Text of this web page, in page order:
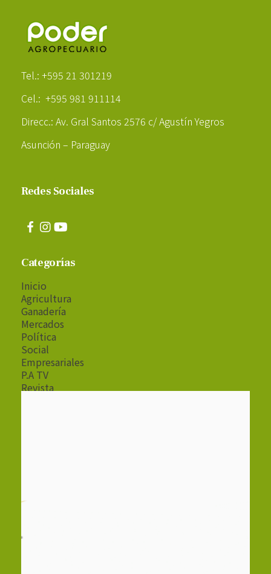
Tel.: +595 21 301219
Cel.: +595 981 911114
Direcc.: Av. Gral Santos 2576 c/ Agustín Yegros
Asunción – Paraguay
Redes Sociales
Categorías
Inicio
Agricultura
Ganadería
Mercados
Política
Social
Empresariales
P.A TV
Revista